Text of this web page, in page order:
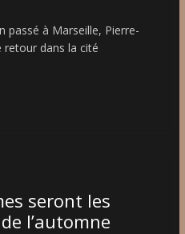
passé à Marseille, Pierre-
retour dans la cité
seront les
l’automne